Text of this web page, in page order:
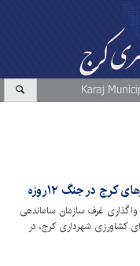
کرج در جنگ ۱۲روزه
واگذاری غرف سازمان ساماندهی
کشاورزی شهرداری کرج، در
با تشریح عملکرد بازارهای روز